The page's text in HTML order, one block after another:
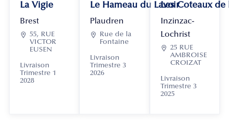
La Vigie
Brest
 55, RUE
VICTOR
EUSEN
Livraison
Trimestre 1
2028
Le Hameau du Lavoir
Plaudren

Rue de la
Fontaine
Livraison
Trimestre 3
2026
Les Coteaux
Inzinzac-
Lochrist
 25 RUE
AMBROISE
CROIZAT
Livraison
Trimestre 3
2025